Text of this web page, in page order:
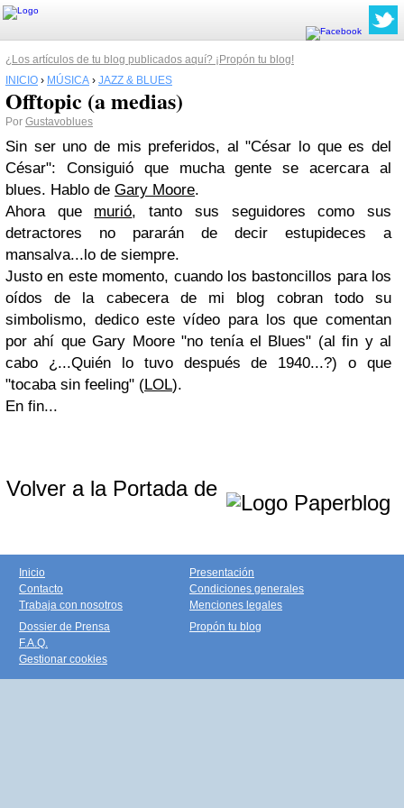
¿Los artículos de tu blog publicados aquí? ¡Propón tu blog!
INICIO › MÚSICA › JAZZ & BLUES
Offtopic (a medias)
Por Gustavoblues
Sin ser uno de mis preferidos, al "César lo que es del
César": Consiguió que mucha gente se acercara al
blues. Hablo de Gary Moore.
Ahora que murió, tanto sus seguidores como sus
detractores no pararán de decir estupideces a
mansalva...lo de siempre.
Justo en este momento, cuando los bastoncillos para los
oídos de la cabecera de mi blog cobran todo su
simbolismo, dedico este vídeo para los que comentan
por ahí queGary Moore"no tenía el Blues" (al fin y al
cabo ¿...Quién lo tuvo después de 1940...?) o que
"tocaba sin feeling" (LOL).
En fin...
Volver a la Portada de
Inicio
Contacto
Trabaja con nosotros
Presentación
Condiciones generales
Menciones legales
Dossier de Prensa
F.A.Q.
Gestionar cookies
Propón tu blog